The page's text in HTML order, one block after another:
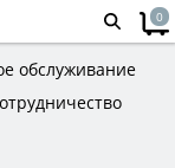
0
обслуживание